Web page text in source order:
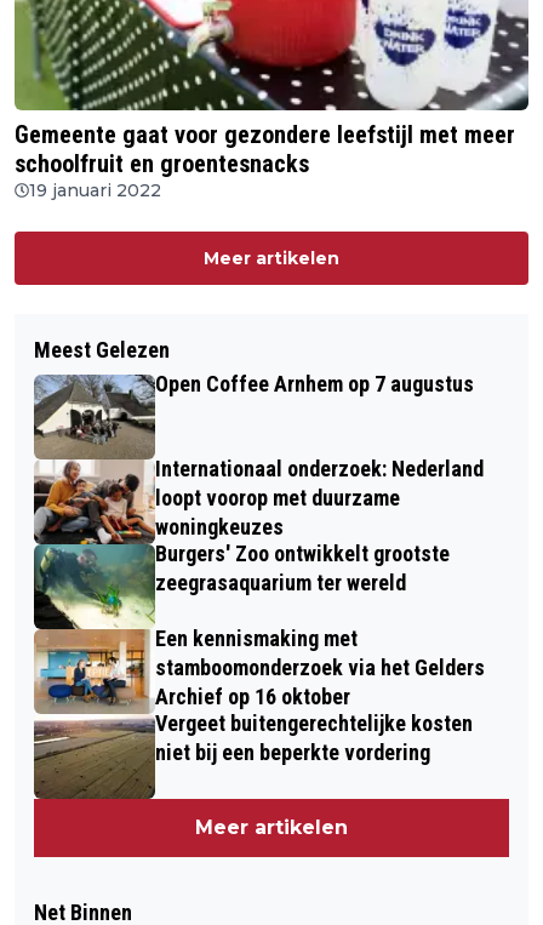
Gemeente gaat voor gezondere leefstijl met meer
schoolfruit en groentesnacks
19 januari 2022
Meer artikelen
Meest Gelezen
Open Coffee Arnhem op 7 augustus
Internationaal onderzoek: Nederland
loopt voorop met duurzame
woningkeuzes
Burgers' Zoo ontwikkelt grootste
zeegrasaquarium ter wereld
Een kennismaking met
stamboomonderzoek via het Gelders
Archief op 16 oktober
Vergeet buitengerechtelijke kosten
niet bij een beperkte vordering
Meer artikelen
Net Binnen